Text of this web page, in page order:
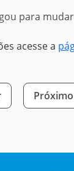
para
acesse a
Próximo